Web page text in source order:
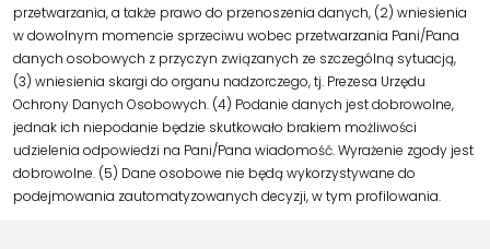
przetwarzania, a także prawo do przenoszenia danych, (2) wniesienia
w dowolnym momencie sprzeciwu wobec przetwarzania Pani/Pana
danych osobowych z przyczyn związanych ze szczególną sytuacją,
(3) wniesienia skargi do organu nadzorczego, tj. Prezesa Urzędu
Ochrony Danych Osobowych. (4) Podanie danych jest dobrowolne,
jednak ich niepodanie będzie skutkowało brakiem możliwości
udzielenia odpowiedzi na Pani/Pana wiadomość. Wyrażenie zgody jest
dobrowolne. (5) Dane osobowe nie będą wykorzystywane do
podejmowania zautomatyzowanych decyzji, w tym profilowania.